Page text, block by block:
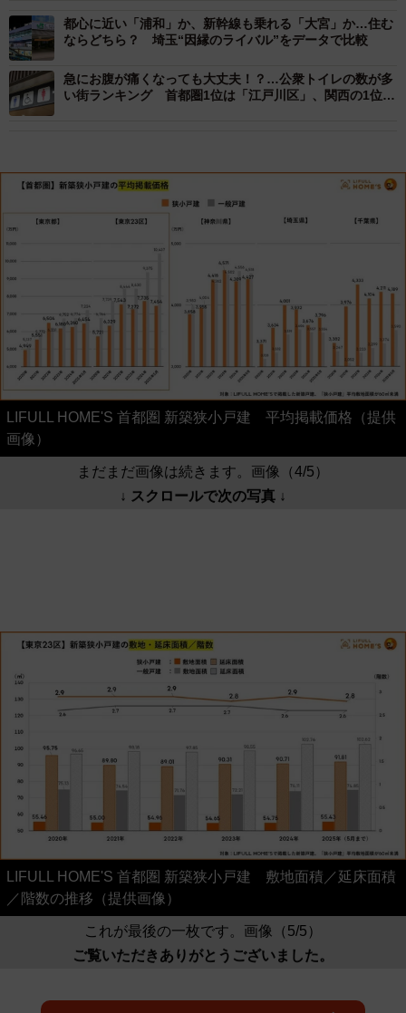
都心に近い「浦和」か、新幹線も乗れる「大宮」か…住む
ならどちら？ 埼玉“因縁のライバル”をデータで比較
急にお腹が痛くなっても大丈夫！？…公衆トイレの数が多
い街ランキング 首都圏1位は「江戸川区」、関西の1位
LIFULL HOME'S 首都圏 新築狭小戸建 平均掲載価格（提供
画像）
まだまだ画像は続きます。画像（4/5）
↓ スクロールで次の写真 ↓
LIFULL HOME'S 首都圏 新築狭小戸建 敷地面積／延床面積
／階数の推移（提供画像）
これが最後の一枚です。画像（5/5）
ご覧いただきありがとうございました。